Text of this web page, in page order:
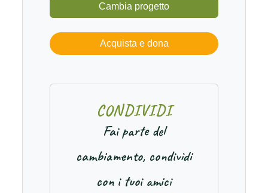
Cambia progetto
Acquista e dona
CONDIVIDI
Fai parte del
cambiamento, condividi
con i tuoi amici